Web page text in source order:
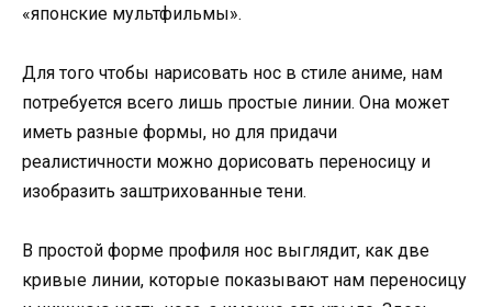
«японские мультфильмы».
Для того чтобы нарисовать нос в стиле аниме, нам
потребуется всего лишь простые линии. Она может
иметь разные формы, но для придачи
реалистичности можно дорисовать переносицу и
изобразить заштрихованные тени.
В простой форме профиля нос выглядит, как две
кривые линии, которые показывают нам переносицу